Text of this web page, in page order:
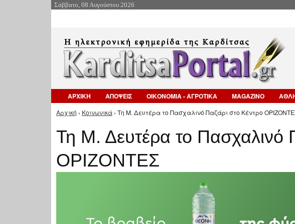
Σάββατο, 08 Αυγούστου 2026
ΑΡΧΙΚΗ ΑΠΟΨΕΙΣ ΟΙΚΟΝΟΜΙΑ - ΑΓΡΟΤΙΚΑ MAGAZINO
Είστε εδώ
Αρχική › Κοινωνικά › Τη Μ. Δευτέρα το Πασχαλινό Παζάρι στο Κέντρο
Τη Μ. Δευτέρα το Πασχαλινό
ΟΡΙΖΟΝΤΕΣ